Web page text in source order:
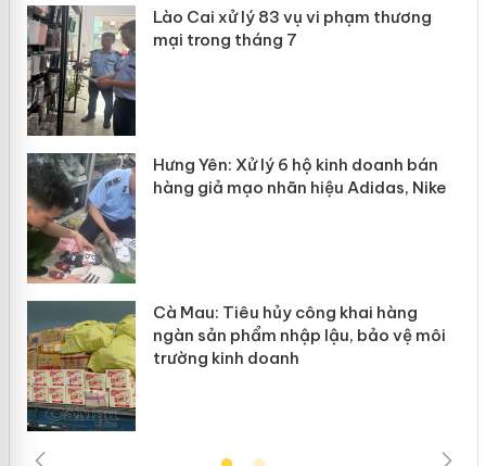
Lào Cai xử lý 83 vụ vi phạm thương
mại trong tháng 7
Hưng Yên: Xử lý 6 hộ kinh doanh bán
hàng giả mạo nhãn hiệu Adidas, Nike
Cà Mau: Tiêu hủy công khai hàng
ngàn sản phẩm nhập lậu, bảo vệ môi
trường kinh doanh